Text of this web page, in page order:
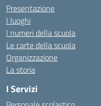
Presentazione
I luoghi
I numeri della scuola
Le carte della scuola
Organizzazione
La storia
I Servizi